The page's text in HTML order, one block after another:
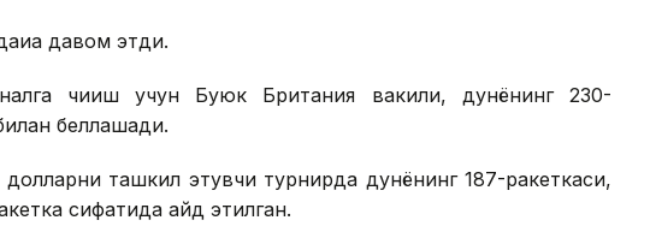
давом этди.
чиқиш учун Буюк Британия вакили, дунёнинг 230-
беллашади.
ташкил этувчи турнирда дунёнинг 187-ракеткаси,
сифатида қайд этилган.